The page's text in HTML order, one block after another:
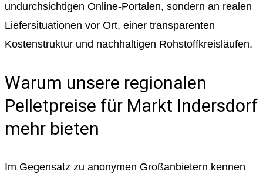
undurchsichtigen Online-Portalen, sondern an realen
Liefersituationen vor Ort, einer transparenten
Kostenstruktur und nachhaltigen Rohstoffkreisläufen.
Warum unsere regionalen
Pelletpreise für Markt Indersdorf
mehr bieten
Im Gegensatz zu anonymen Großanbietern kennen